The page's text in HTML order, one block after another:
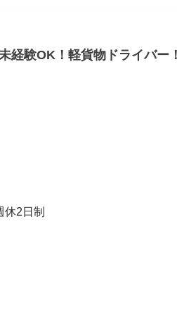
経験OK！軽貨物ドライバー
休2日制